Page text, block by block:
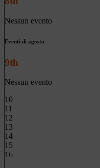
Nessun evento
Eventi di agosto
9th
Nessun evento
10
11
12
13
14
15
16